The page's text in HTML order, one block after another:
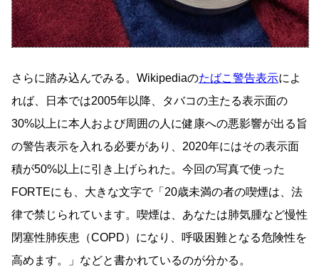
さらに踏み込んでみる。Wikipediaのたばこ警告表示によ
れば、日本では2005年以降、タバコの主たる表示面の
30%以上に本人および周囲の人に健康への悪影響が出る旨
の警告表示を入れる必要があり、2020年にはその表示面
積が50%以上に引き上げられた。今回の写真で使った
FORTEにも、大きな文字で「20歳未満の者の喫煙は、法
律で禁じられています。喫煙は、あなたは肺気腫など慢性
閉塞性肺疾患（COPD）になり、呼吸困難となる危険性を
高めます。」などと書かれているのが分かる。